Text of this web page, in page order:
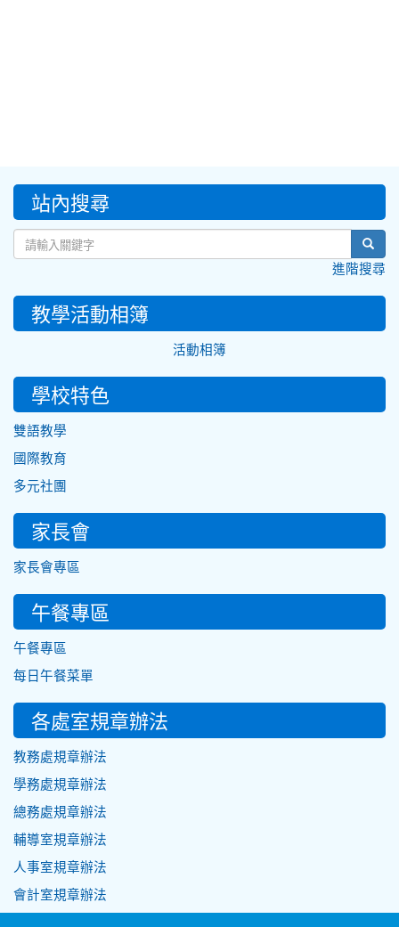
::: 站內搜尋
進階搜尋
教學活動相簿
活動相簿
學校特色
雙語教學
國際教育
多元社團
家長會
家長會專區
午餐專區
午餐專區
每日午餐菜單
各處室規章辦法
教務處規章辦法
學務處規章辦法
總務處規章辦法
輔導室規章辦法
人事室規章辦法
會計室規章辦法